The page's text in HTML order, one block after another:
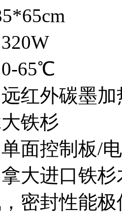
65℃
红外碳墨加
铁杉
面控制板/
大进口铁
密封性能